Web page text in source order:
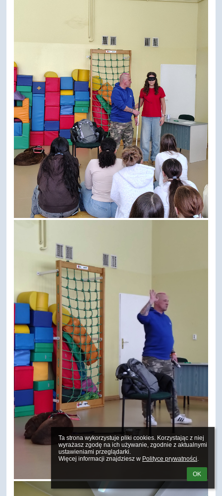
Ta strona wykorzystuje pliki cookies. Korzystając z niej
wyrażasz zgodę na ich używanie, zgodnie z aktualnymi
ustawieniami przeglądarki.
Więcej informacji znajdziesz w Polityce prywatności.
OK